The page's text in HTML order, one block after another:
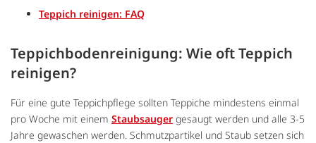
Teppich reinigen: FAQ
Teppichbodenreinigung: Wie oft Teppich
reinigen?
Für eine gute Teppichpflege sollten Teppiche mindestens einmal
pro Woche mit einem Staubsauger gesaugt werden und alle 3-5
Jahre gewaschen werden. Schmutzpartikel und Staub setzen sich